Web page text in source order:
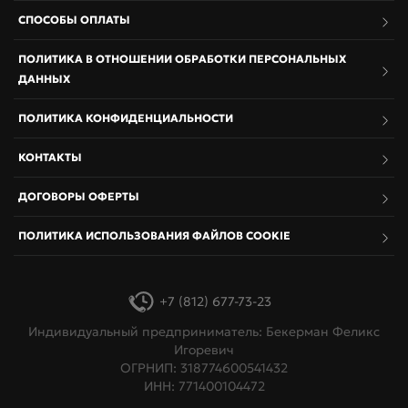
СПОСОБЫ ОПЛАТЫ
ПОЛИТИКА В ОТНОШЕНИИ ОБРАБОТКИ ПЕРСОНАЛЬНЫХ
ДАННЫХ
ПОЛИТИКА КОНФИДЕНЦИАЛЬНОСТИ
КОНТАКТЫ
ДОГОВОРЫ ОФЕРТЫ
ПОЛИТИКА ИСПОЛЬЗОВАНИЯ ФАЙЛОВ COOKIE
+7 (812) 677-73-23
Индивидуальный предприниматель: Бекерман Феликс
Игоревич
ОГРНИП: 318774600541432
ИНН: 771400104472